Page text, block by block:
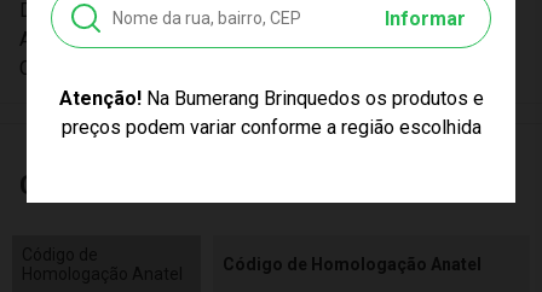
Informar
Atenção!Na Bumerang Brinquedos os produtos e
preços podem variar conforme a região escolhida
Designer: Matt Leacock / Matteo Menapace
Artista: Mads Berg
Certificação: CE-BRI/INNAC-00928-000
Características
Código de Homologação Anatel